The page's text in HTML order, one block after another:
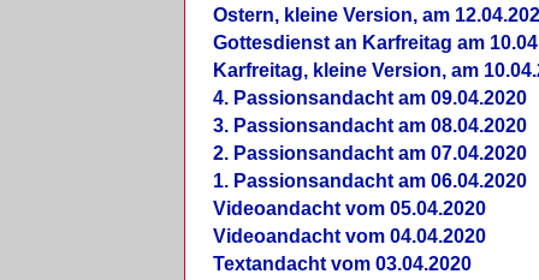
Ostern, kleine Version, am
Gottesdienst an Karfreitag am
Karfreitag, kleine Version, am
4. Passionsandacht am 09.04.2020
3. Passionsandacht am 08.04.2020
2. Passionsandacht am 07.04.2020
1. Passionsandacht am 06.04.2020
Videoandacht vom 05.04.2020
Videoandacht vom 04.04.2020
Textandacht vom 03.04.2020